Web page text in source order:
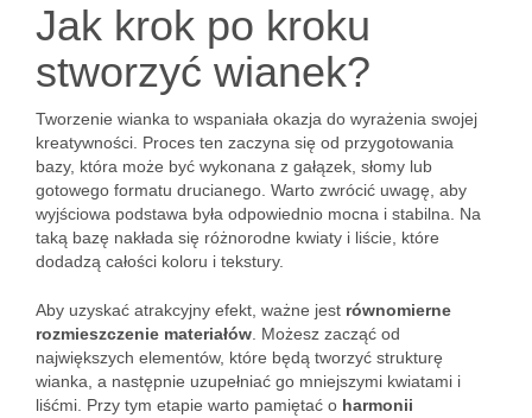
Jak krok po kroku
stworzyć wianek?
Tworzenie wianka to wspaniała okazja do wyrażenia swojej
kreatywności. Proces ten zaczyna się od przygotowania
bazy, która może być wykonana z gałązek, słomy lub
gotowego formatu drucianego. Warto zwrócić uwagę, aby
wyjściowa podstawa była odpowiednio mocna i stabilna. Na
taką bazę nakłada się różnorodne kwiaty i liście, które
dodadzą całości koloru i tekstury.
Aby uzyskać atrakcyjny efekt, ważne jest równomierne
rozmieszczenie materiałów . Możesz zacząć od
największych elementów, które będą tworzyć strukturę
wianka, a następnie uzupełniać go mniejszymi kwiatami i
liśćmi. Przy tym etapie warto pamiętać o harmonii